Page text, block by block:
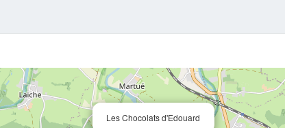
Les Chocolats d'Edouard